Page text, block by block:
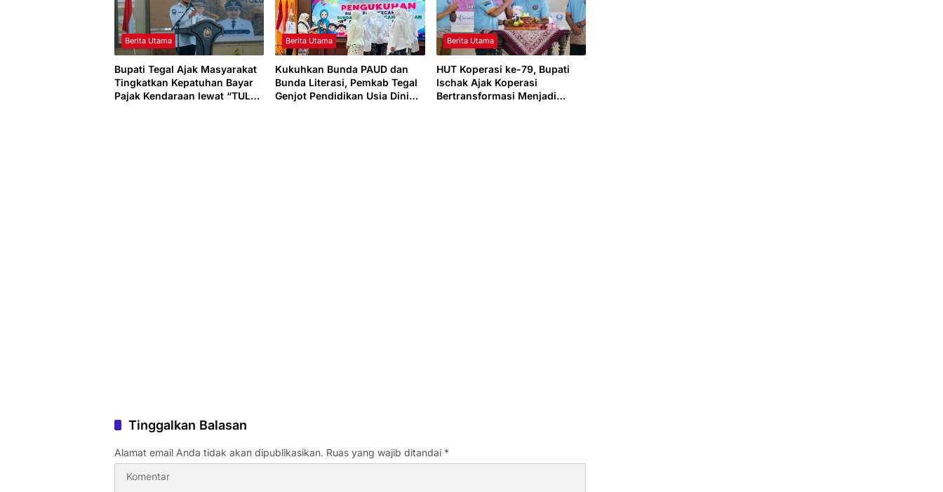
Berita Utama
Bupati Tegal Ajak Masyarakat
Tingkatkan Kepatuhan Bayar
Pajak Kendaraan lewat “TULUS
Berita Utama
Kukuhkan Bunda PAUD dan
Bunda Literasi, Pemkab Tegal
Genjot Pendidikan Usia Dini
Berita Utama
HUT Koperasi ke-79, Bupati
Ischak Ajak Koperasi
Bertransformasi Menjadi
Tinggalkan Balasan
Alamat email Anda tidak akan dipublikasikan. Ruas yang wajib ditandai *